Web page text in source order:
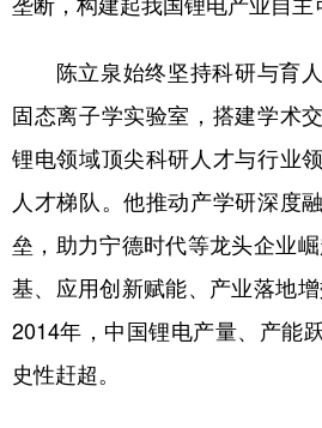
垄断，构建起我国锂电产业自主
陈立泉始终坚持科研与育人
固态离子学实验室，搭建学术
锂电领域顶尖科研人才与行业
人才梯队。他推动产学研深度
垒，助力宁德时代等龙头企业
基、应用创新赋能、产业落地增
2014年，中国锂电产量、产能
史性赶超。